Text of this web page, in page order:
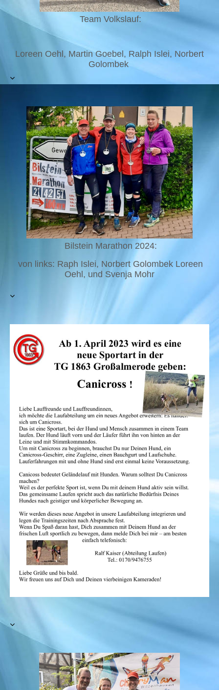
Team Volkslauf:
Loreen Oehl, Martin Goebel, Ralph Islei, Norbert
Golombek
Bilstein Marathon 2024:
von links: Raph Islei, Norbert Golombek Loreen
Oehl, und Svenja Mohr